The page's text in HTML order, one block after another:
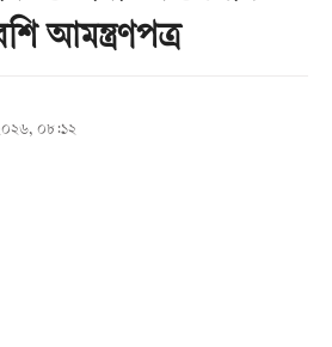
আমন্ত্রণপত্র
০৮:১২